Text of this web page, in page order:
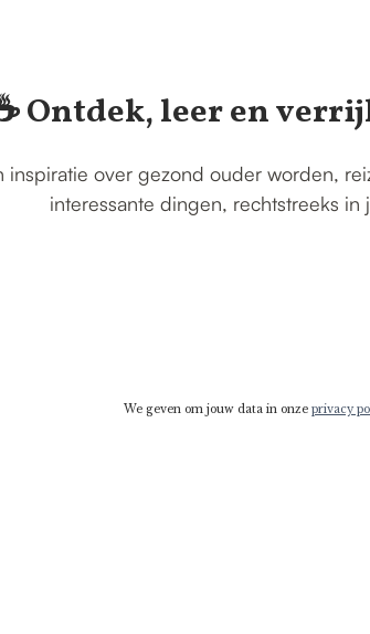
Ontdek, leer en
over gezond ouder worden,
interessante dingen, rechtstreeks in
We geven om jouw data in onze privacy